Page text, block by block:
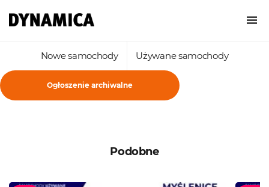
Nowe samochody Używane samochody
Ogłoszenie archiwalne
Podobne